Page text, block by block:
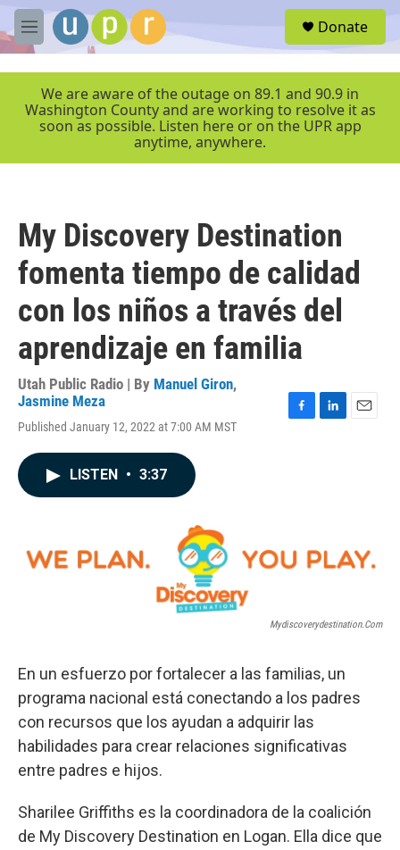
Skip to main content
M
e
r
Donate
We are aware of the outage on 89.1 and 90.9 in
Washington County and are working to resolve it as
soon as possible. Listen here or on the UPR app
anytime, anywhere.
My Discovery Destination
fomenta tiempo de calidad
con los niños a través del
aprendizaje en familia
Utah Public Radio | By Manuel Giron,
Jasmine Meza
Published January 12, 2022 at 7:00 AM MST
LISTEN • 3:37
Mydiscoverydestination.com
En un esfuerzo por fortalecer a las familias, un
programa nacional está conectando a los padres
con recursos que los ayudan a adquirir las
habilidades para crear relaciones significativas
entre padres e hijos.
Sharilee Griffiths es la coordinadora de la coalición
de My Discovery Destination en Logan. Ella dice que